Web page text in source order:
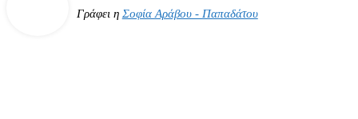
Γράφει η Σοφία Αράβου - Παπαδάτου